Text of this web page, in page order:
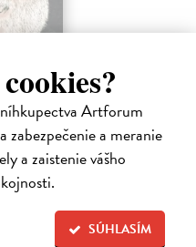
Artforum
zabezpečenie a meranie
a zaistenie vášho
SÚHLASÍM
prekladateľom,
literatúru a umenie.
pričom v každom čísle